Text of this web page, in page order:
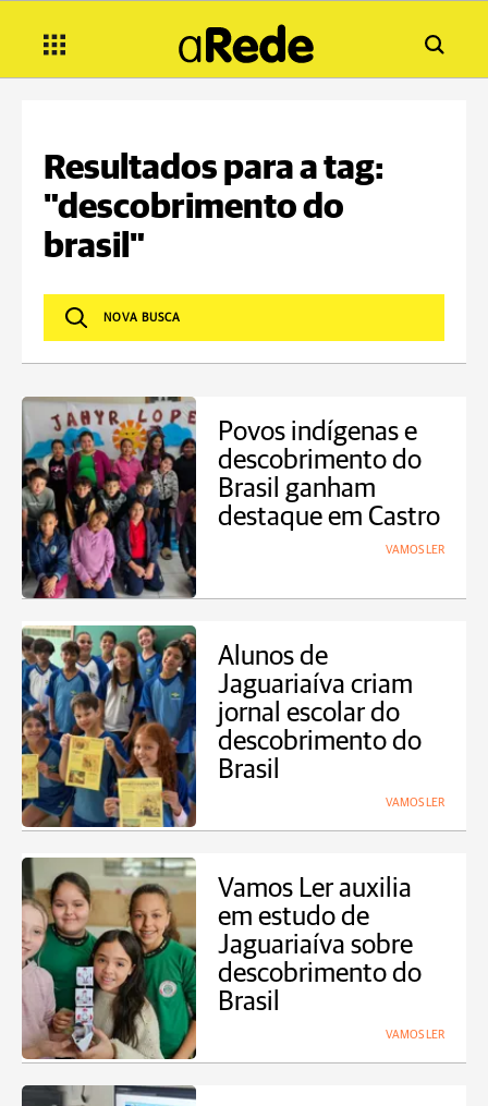
Resultados para a tag:
"descobrimento do
brasil"
Povos indígenas e
descobrimento do
Brasil ganham
destaque em Castro
VAMOS LER
Alunos de
Jaguariaíva criam
jornal escolar do
descobrimento do
Brasil
VAMOS LER
Vamos Ler auxilia
em estudo de
Jaguariaíva sobre
descobrimento do
Brasil
VAMOS LER